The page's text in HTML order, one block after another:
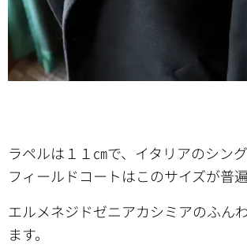
ラペルは１１㎝で、イタリアのシン
フィールドコートはこのサイズが普遍
エルメネジドゼニアカシミアのふん
ます。